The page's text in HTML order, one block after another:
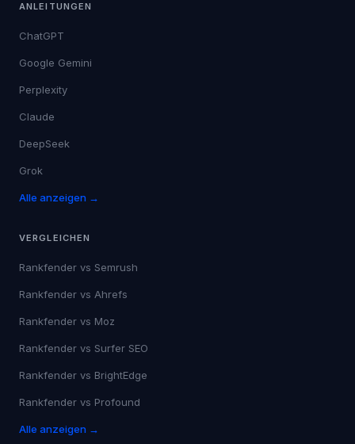
ANLEITUNGEN
ChatGPT
Google Gemini
Perplexity
Claude
DeepSeek
Grok
Alle anzeigen →
VERGLEICHEN
Rankfender vs Semrush
Rankfender vs Ahrefs
Rankfender vs Moz
Rankfender vs Surfer SEO
Rankfender vs BrightEdge
Rankfender vs Profound
Alle anzeigen →